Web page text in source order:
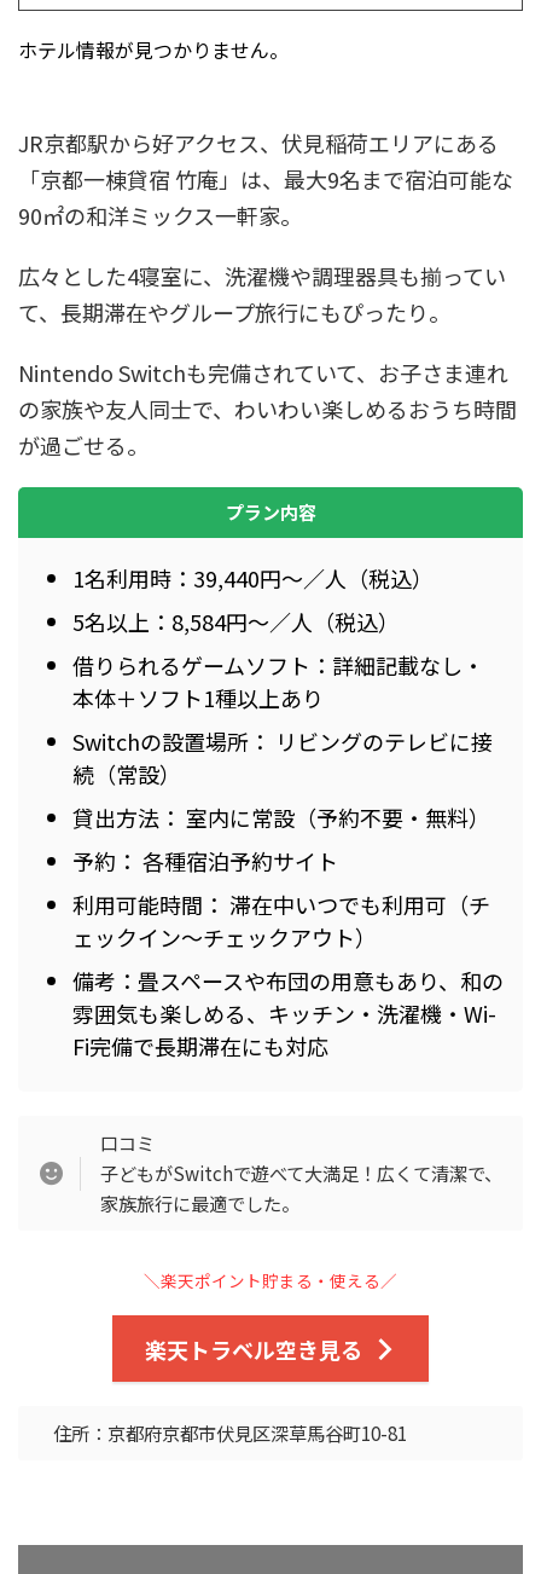
ホテル情報が見つかりません。
JR京都駅から好アクセス、伏見稲荷エリアにある
「京都一棟貸宿 竹庵」は、最大9名まで宿泊可能な
90㎡の和洋ミックス一軒家。
広々とした4寝室に、洗濯機や調理器具も揃ってい
て、長期滞在やグループ旅行にもぴったり。
Nintendo Switchも完備されていて、お子さま連れ
の家族や友人同士で、わいわい楽しめるおうち時間
が過ごせる。
プラン内容
1名利用時：39,440円～／人（税込）
5名以上：8,584円～／人（税込）
借りられるゲームソフト：詳細記載なし・
本体＋ソフト1種以上あり
Switchの設置場所： リビングのテレビに接
続（常設）
貸出方法： 室内に常設（予約不要・無料）
予約： 各種宿泊予約サイト
利用可能時間： 滞在中いつでも利用可（チ
ェックイン〜チェックアウト）
備考：畳スペースや布団の用意もあり、和の
雰囲気も楽しめる、キッチン・洗濯機・Wi-
Fi完備で長期滞在にも対応
口コミ
子どもがSwitchで遊べて大満足！広くて清潔で、
家族旅行に最適でした。
＼楽天ポイント貯まる・使える／
楽天トラベル空き見る
住所：京都府京都市伏見区深草馬谷町10-81